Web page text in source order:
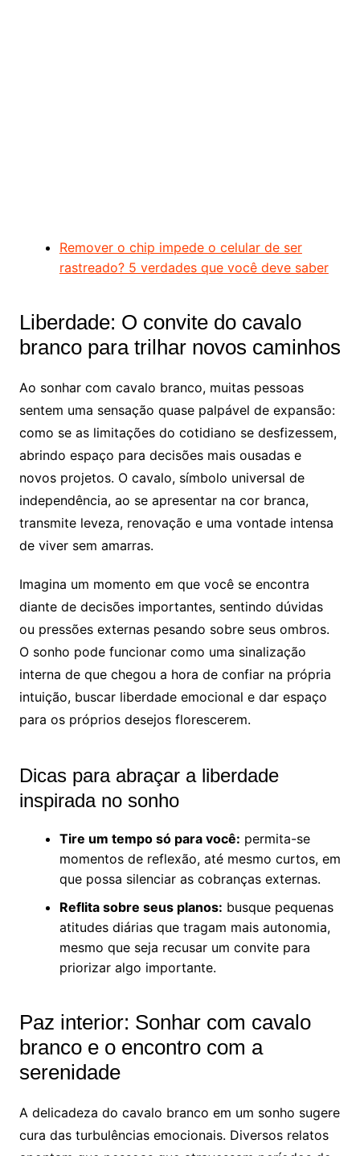
Remover o chip impede o celular de ser
rastreado? 5 verdades que você deve saber
Liberdade: O convite do cavalo
branco para trilhar novos caminhos
Ao sonhar com cavalo branco, muitas pessoas
sentem uma sensação quase palpável de expansão:
como se as limitações do cotidiano se desfizessem,
abrindo espaço para decisões mais ousadas e
novos projetos. O cavalo, símbolo universal de
independência, ao se apresentar na cor branca,
transmite leveza, renovação e uma vontade intensa
de viver sem amarras.
Imagina um momento em que você se encontra
diante de decisões importantes, sentindo dúvidas
ou pressões externas pesando sobre seus ombros.
O sonho pode funcionar como uma sinalização
interna de que chegou a hora de confiar na própria
intuição, buscar liberdade emocional e dar espaço
para os próprios desejos florescerem.
Dicas para abraçar a liberdade
inspirada no sonho
Tire um tempo só para você: permita-se
momentos de reflexão, até mesmo curtos, em
que possa silenciar as cobranças externas.
Reflita sobre seus planos: busque pequenas
atitudes diárias que tragam mais autonomia,
mesmo que seja recusar um convite para
priorizar algo importante.
Paz interior: Sonhar com cavalo
branco e o encontro com a
serenidade
A delicadeza do cavalo branco em um sonho sugere
cura das turbulências emocionais. Diversos relatos